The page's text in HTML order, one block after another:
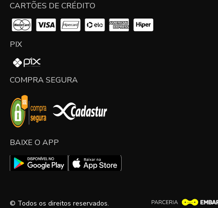
CARTÕES DE CRÉDITO
PIX
COMPRA SEGURA
BAIXE O APP
© Todos os direitos reservados.